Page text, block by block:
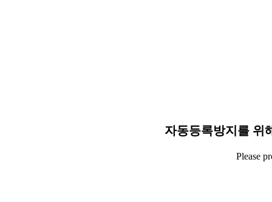
자동등록방지를 위
Please